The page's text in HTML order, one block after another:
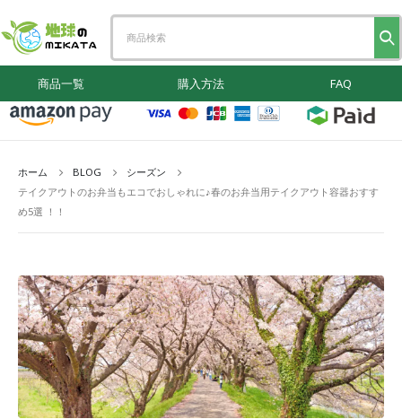
商品一覧 購入方法 FAQ
ホーム BLOG
シーズン
テイクアウトのお弁当もエコでおしゃれに♪春のお弁当用テイクアウト容器おすす
め5選 ！！